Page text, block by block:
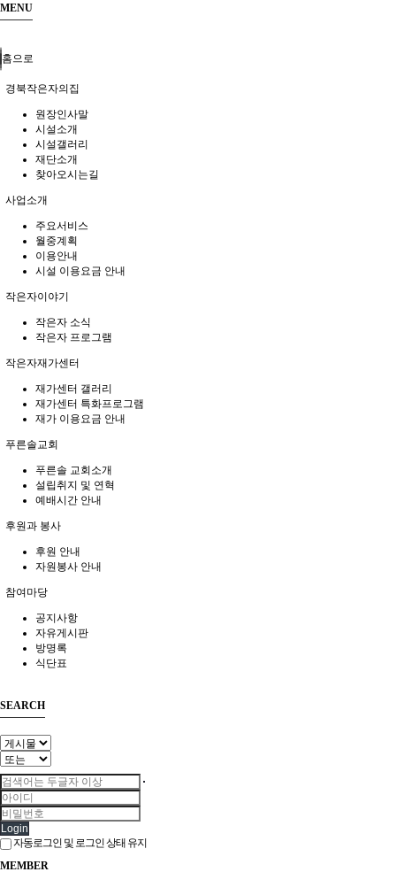
MENU
홈으로
경북작은자의집
원장인사말
시설소개
시설갤러리
재단소개
찾아오시는길
사업소개
주요서비스
월중계획
이용안내
시설 이용요금 안내
작은자이야기
작은자 소식
작은자 프로그램
작은자재가센터
재가센터 갤러리
재가센터 특화프로그램
재가 이용요금 안내
푸른솔교회
푸른솔 교회소개
설립취지 및 연혁
예배시간 안내
후원과 봉사
후원 안내
자원봉사 안내
참여마당
공지사항
자유게시판
방명록
식단표
SEARCH
Login
자동로그인 및 로그인 상태 유지
MEMBER